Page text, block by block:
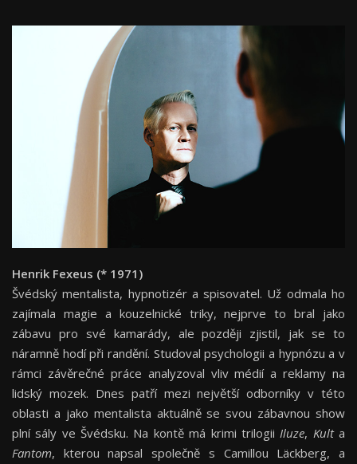
Henrik Fexeus (* 1971)
Švédský mentalista, hypnotizér a spisovatel. Už odmala ho
zajímala magie a kouzelnické triky, nejprve to bral jako
zábavu pro své kamarády, ale později zjistil, jak se to
náramně hodí při randění. Studoval psychologii a hypnózu a v
rámci závěrečné práce analyzoval vliv médií a reklamy na
lidský mozek. Dnes patří mezi největší odborníky v této
oblasti a jako mentalista aktuálně se svou zábavnou show
plní sály ve Švédsku. Na kontě má krimi trilogiiIluze, Kulta
Fantom, kterou napsal společně s Camillou Läckberg, a